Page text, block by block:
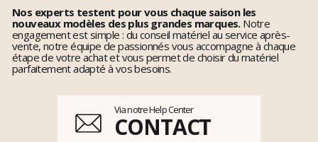
Nos experts testent pour vous chaque saison les
nouveaux modèles des plus grandes marques.Notre
engagement est simple : du conseil matériel au service après-
vente, notre équipe de passionnés vous accompagne à chaque
étape de votre achat et vous permet de choisir du matériel
parfaitement adapté à vos besoins.
Via notre Help Center
CONTACT